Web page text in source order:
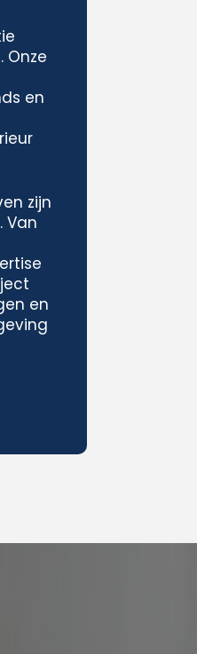
Onze
en
zijn
Van
en